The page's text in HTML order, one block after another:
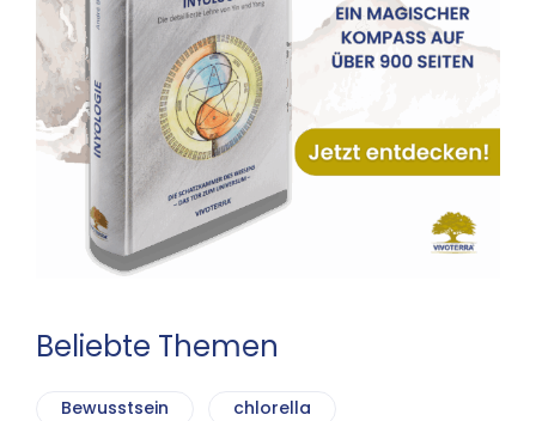
Beliebte Themen
Bewusstsein
chlorella